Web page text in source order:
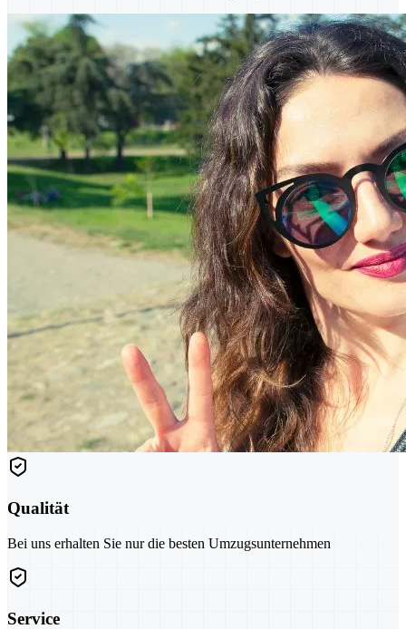
Qualität
Bei uns erhalten Sie nur die besten Umzugsunternehmen
Service